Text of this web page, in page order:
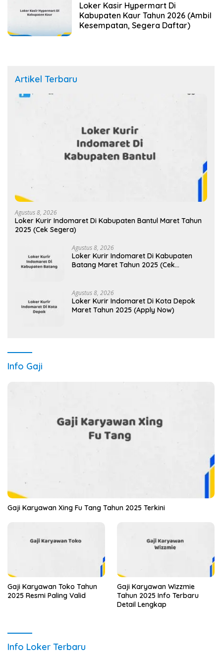
Loker Kasir Hypermart Di
Kabupaten Kaur Tahun 2026 (Ambil
Kesempatan, Segera Daftar)
Artikel Terbaru
Agustus 8, 2026
Loker Kurir Indomaret Di Kabupaten Bantul Maret Tahun
2025 (Cek Segera)
Agustus 8, 2026
Loker Kurir Indomaret Di Kabupaten
Batang Maret Tahun 2025 (Cek
Agustus 8, 2026
Loker Kurir Indomaret Di Kota Depok
Maret Tahun 2025 (Apply Now)
Info Gaji
Gaji Karyawan Xing Fu Tang Tahun 2025 Terkini
Gaji Karyawan Toko Tahun
2025 Resmi Paling Valid
Gaji Karyawan Wizzmie
Tahun 2025 Info Terbaru
Detail Lengkap
Info Loker Terbaru